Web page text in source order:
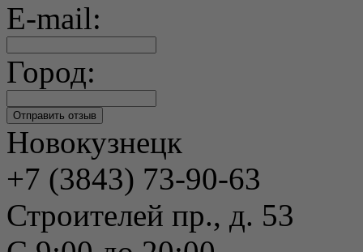
E-mail:
Город:
Новокузнецк
+7 (3843) 73-90-63
Строителей пр., д. 53